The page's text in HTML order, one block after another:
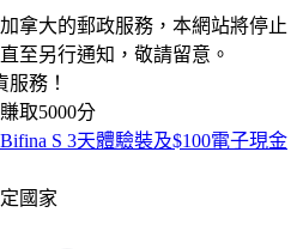
拿大的郵政服務，本網站將停止
至另行通知，敬請留意。
務！
取5000分
S 3天體驗裝及$100電子現金
國家